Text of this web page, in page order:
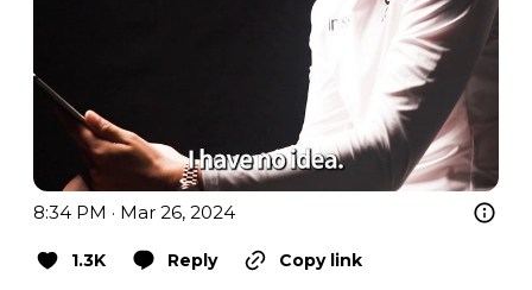
8:34 PM · Mar 26, 2024
1.3K Reply
Copy link